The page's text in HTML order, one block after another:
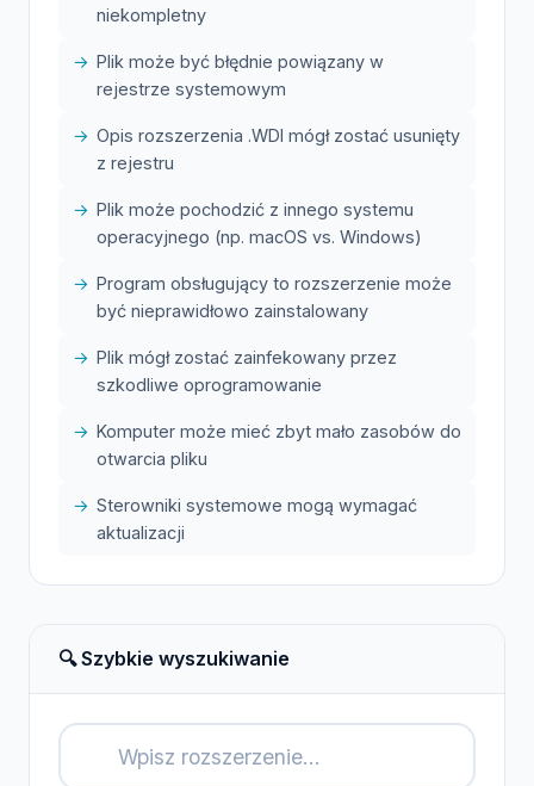
niekompletny
Plik może być błędnie powiązany w
rejestrze systemowym
Opis rozszerzenia .WDI mógł zostać usunięty
z rejestru
Plik może pochodzić z innego systemu
operacyjnego (np. macOS vs. Windows)
Program obsługujący to rozszerzenie może
być nieprawidłowo zainstalowany
Plik mógł zostać zainfekowany przez
szkodliwe oprogramowanie
Komputer może mieć zbyt mało zasobów do
otwarcia pliku
Sterowniki systemowe mogą wymagać
aktualizacji
🔍 Szybkie wyszukiwanie